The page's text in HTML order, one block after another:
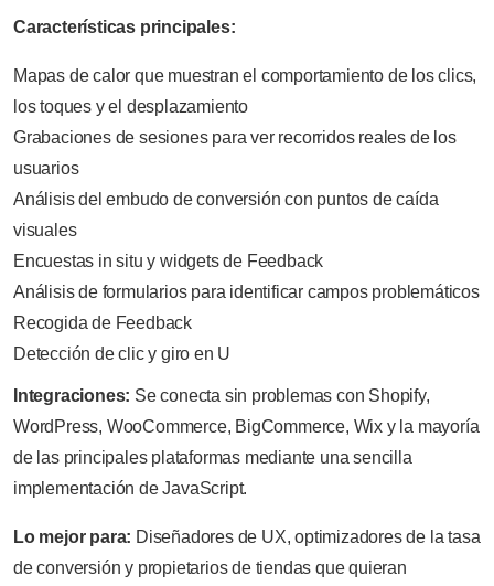
Características principales:
Mapas de calor que muestran el comportamiento de los clics,
los toques y el desplazamiento
Grabaciones de sesiones para ver recorridos reales de los
usuarios
Análisis del embudo de conversión con puntos de caída
visuales
Encuestas in situ y widgets de Feedback
Análisis de formularios para identificar campos problemáticos
Recogida de Feedback
Detección de clic y giro en U
Integraciones: Se conecta sin problemas con Shopify,
WordPress, WooCommerce, BigCommerce, Wix y la mayoría
de las principales plataformas mediante una sencilla
implementación de JavaScript.
Lo mejor para: Diseñadores de UX, optimizadores de la tasa
de conversión y propietarios de tiendas que quieran